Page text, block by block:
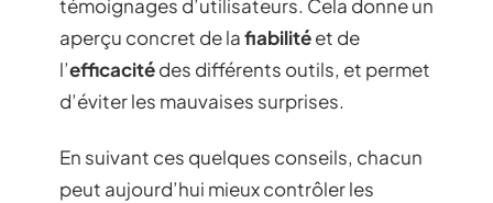
témoignages d’utilisateurs. Cela donne un
aperçu concret de lafiabilitéet de
l’efficacitédes différents outils, et permet
d’éviter les mauvaises surprises.
En suivant ces quelques conseils, chacun
peut aujourd’hui mieux contrôler les